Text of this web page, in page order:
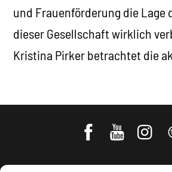
und Frauenförderung die Lage
dieser Gesellschaft wirklich
Kristina Pirker betrachtet die